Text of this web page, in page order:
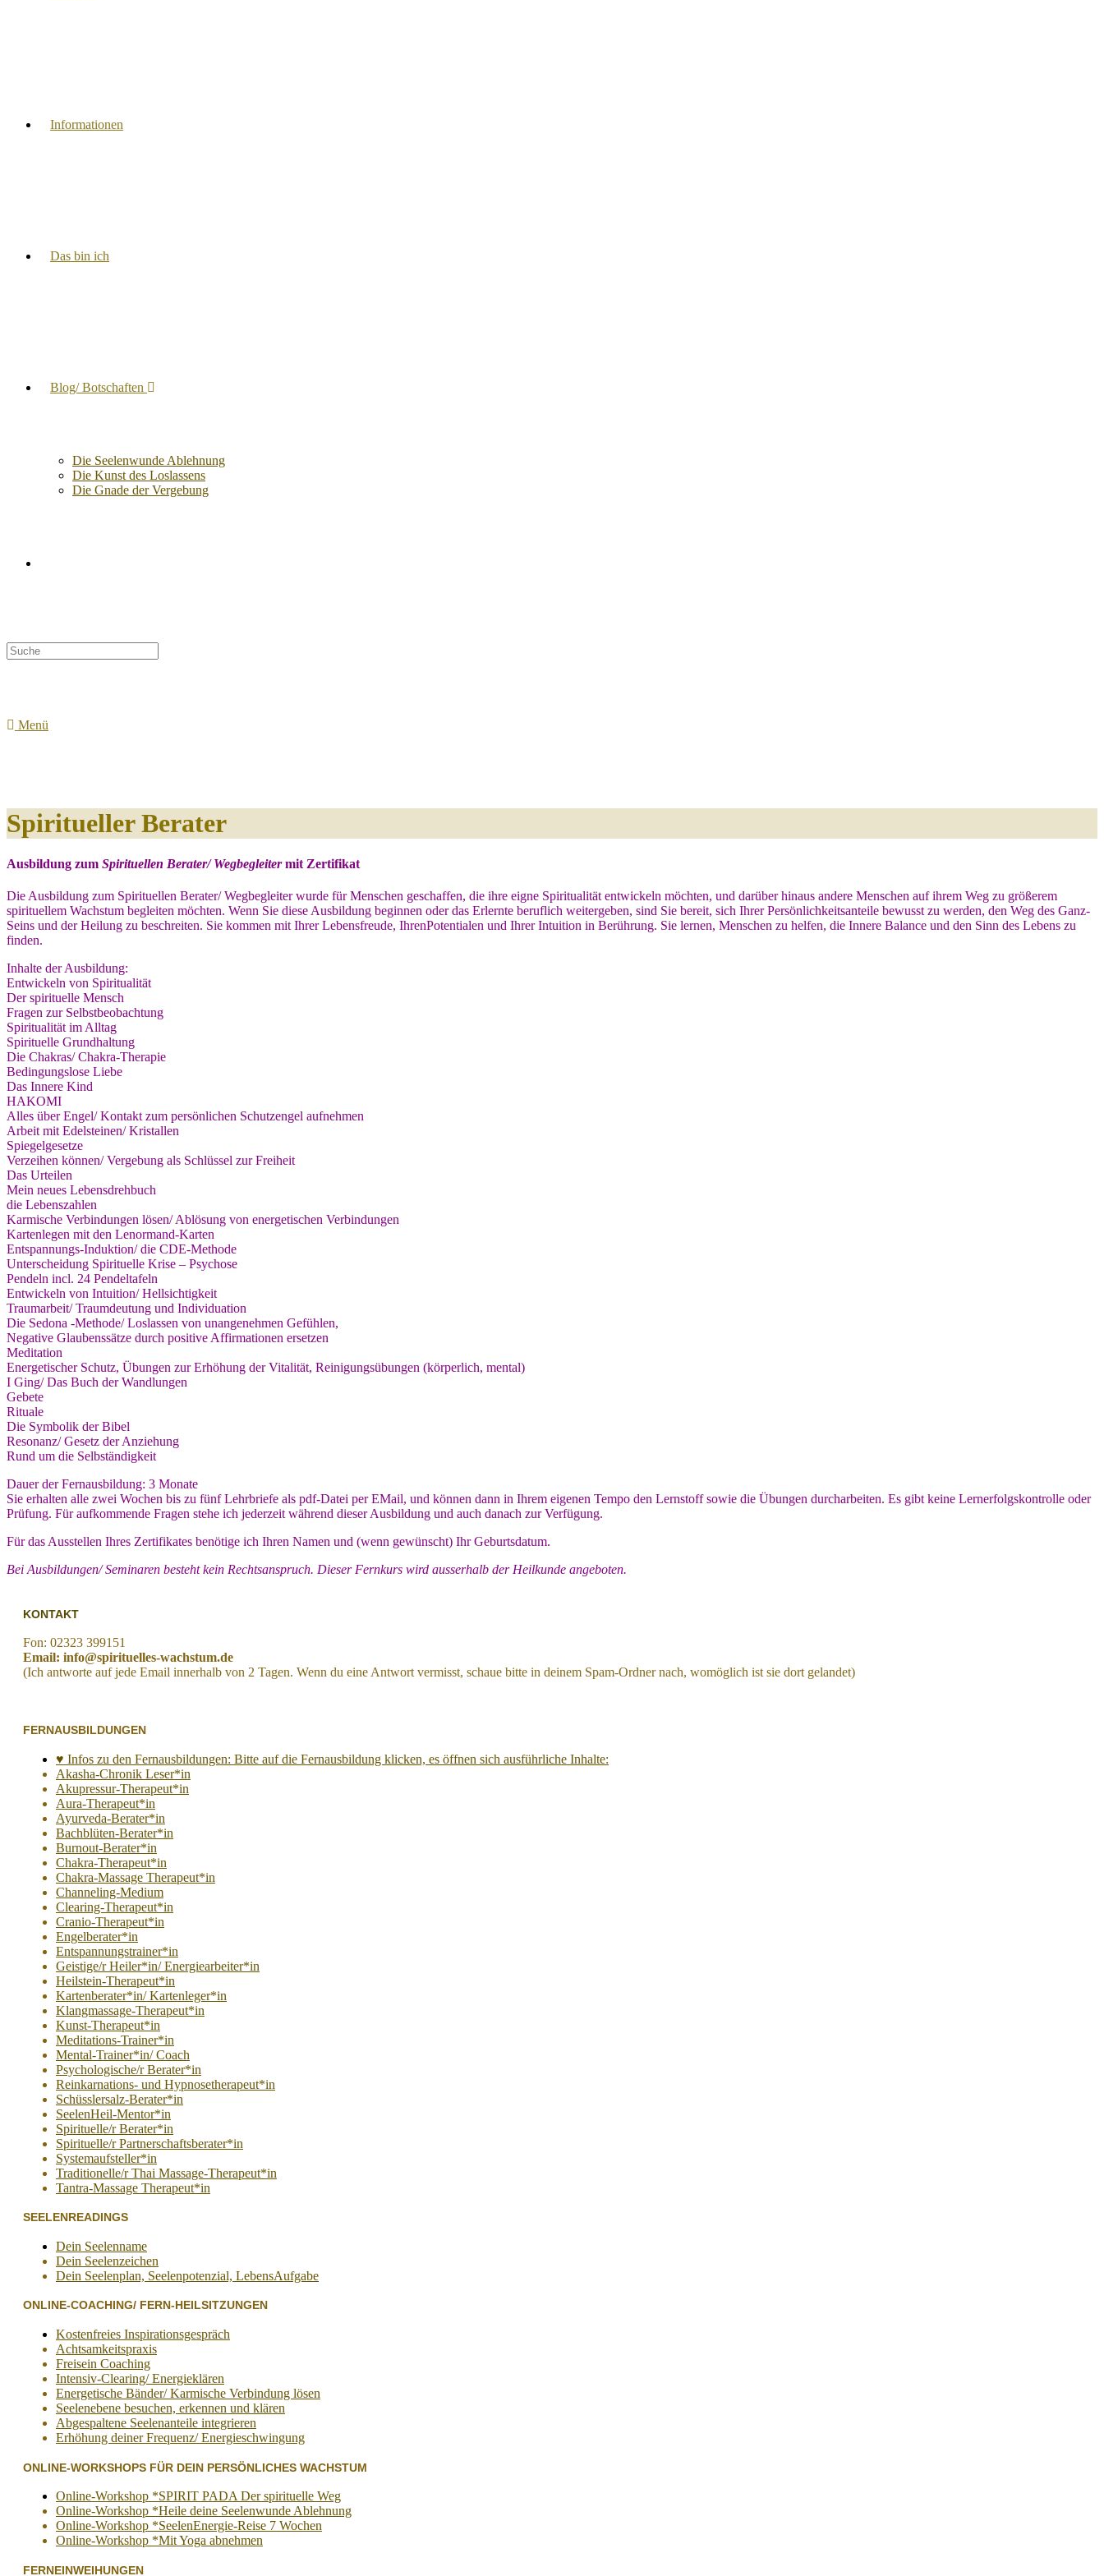
Informationen
Das bin ich
Blog/ Botschaften
Die Seelenwunde Ablehnung
Die Kunst des Loslassens
Die Gnade der Vergebung
Suche
nach:
Menü
Spiritueller Berater
Ausbildung zum Spirituellen Berater/ Wegbegleitermit Zertifikat
Die Ausbildung zum Spirituellen Berater/ Wegbegleiter wurde für Menschen geschaffen, die ihre eigne Spiritualität entwickeln möchten, und darüber hinaus andere Menschen auf ihrem Weg zu größerem
spirituellem Wachstum begleiten möchten. Wenn Sie diese Ausbildung beginnen oder das Erlernte beruflich weitergeben, sind Sie bereit, sich Ihrer Persönlichkeitsanteile bewusst zu werden, den Weg des Ganz-
Seins und der Heilung zu beschreiten. Sie kommen mit Ihrer Lebensfreude, IhrenPotentialen und Ihrer Intuition in Berührung. Sie lernen, Menschen zu helfen, die Innere Balance und den Sinn des Lebens zu
finden.
Inhalte der Ausbildung:
Entwickeln von Spiritualität
Der spirituelle Mensch
Fragen zur Selbstbeobachtung
Spiritualität im Alltag
Spirituelle Grundhaltung
Die Chakras/ Chakra-Therapie
Bedingungslose Liebe
Das Innere Kind
HAKOMI
Alles über Engel/ Kontakt zum persönlichen Schutzengel aufnehmen
Arbeit mit Edelsteinen/ Kristallen
Spiegelgesetze
Verzeihen können/ Vergebung als Schlüssel zur Freiheit
Das Urteilen
Mein neues Lebensdrehbuch
die Lebenszahlen
Karmische Verbindungen lösen/ Ablösung von energetischen Verbindungen
Kartenlegen mit den Lenormand-Karten
Entspannungs-Induktion/ die CDE-Methode
Unterscheidung Spirituelle Krise – Psychose
Pendeln incl. 24 Pendeltafeln
Entwickeln von Intuition/ Hellsichtigkeit
Traumarbeit/ Traumdeutung und Individuation
Die Sedona -Methode/ Loslassen von unangenehmen Gefühlen,
Negative Glaubenssätze durch positive Affirmationen ersetzen
Meditation
Energetischer Schutz, Übungen zur Erhöhung der Vitalität, Reinigungsübungen (körperlich, mental)
I Ging/ Das Buch der Wandlungen
Gebete
Rituale
Die Symbolik der Bibel
Resonanz/ Gesetz der Anziehung
Rund um die Selbständigkeit
Dauer der Fernausbildung: 3 Monate
Sie erhalten alle zwei Wochen bis zu fünf Lehrbriefe als pdf-Datei per EMail, und können dann in Ihrem eigenen Tempo den Lernstoff sowie die Übungen durcharbeiten. Es gibt keine Lernerfolgskontrolle oder
Prüfung. Für aufkommende Fragen stehe ich jederzeit während dieser Ausbildung und auch danach zur Verfügung.
Für das Ausstellen Ihres Zertifikates benötige ich Ihren Namen und (wenn gewünscht) Ihr Geburtsdatum.
Bei Ausbildungen/ Seminaren besteht kein Rechtsanspruch. Dieser Fernkurs wird ausserhalb der Heilkunde angeboten.
KONTAKT
Fon: 02323 399151
Email: info@spirituelles-wachstum.de
(Ich antworte auf jede Email innerhalb von 2 Tagen. Wenn du eine Antwort vermisst, schaue bitte in deinem Spam-Ordner nach, womöglich ist sie dort gelandet)
FERNAUSBILDUNGEN
♥ Infos zu den Fernausbildungen: Bitte auf die Fernausbildung klicken, es öffnen sich ausführliche Inhalte:
Akasha-Chronik Leser*in
Akupressur-Therapeut*in
Aura-Therapeut*in
Ayurveda-Berater*in
Bachblüten-Berater*in
Burnout-Berater*in
Chakra-Therapeut*in
Chakra-Massage Therapeut*in
Channeling-Medium
Clearing-Therapeut*in
Cranio-Therapeut*in
Engelberater*in
Entspannungstrainer*in
Geistige/r Heiler*in/ Energiearbeiter*in
Heilstein-Therapeut*in
Kartenberater*in/ Kartenleger*in
Klangmassage-Therapeut*in
Kunst-Therapeut*in
Meditations-Trainer*in
Mental-Trainer*in/ Coach
Psychologische/r Berater*in
Reinkarnations- und Hypnosetherapeut*in
Schüsslersalz-Berater*in
SeelenHeil-Mentor*in
Spirituelle/r Berater*in
Spirituelle/r Partnerschaftsberater*in
Systemaufsteller*in
Traditionelle/r Thai Massage-Therapeut*in
Tantra-Massage Therapeut*in
SEELENREADINGS
Dein Seelenname
Dein Seelenzeichen
Dein Seelenplan, Seelenpotenzial, LebensAufgabe
ONLINE-COACHING/ FERN-HEILSITZUNGEN
Kostenfreies Inspirationsgespräch
Achtsamkeitspraxis
Freisein Coaching
Intensiv-Clearing/ Energieklären
Energetische Bänder/ Karmische Verbindung lösen
Seelenebene besuchen, erkennen und klären
Abgespaltene Seelenanteile integrieren
Erhöhung deiner Frequenz/ Energieschwingung
ONLINE-WORKSHOPS FÜR DEIN PERSÖNLICHES WACHSTUM
Online-Workshop *SPIRIT PADA Der spirituelle Weg
Online-Workshop *Heile deine Seelenwunde Ablehnung
Online-Workshop *SeelenEnergie-Reise 7 Wochen
Online-Workshop *Mit Yoga abnehmen
FERNEINWEIHUNGEN